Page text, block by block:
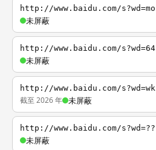
http://www.baidu.com/s?wd=mo
未屏蔽
http://www.baidu.com/s?wd=64
未屏蔽
http://www.baidu.com/s?wd=wk
截至 2026 年 未屏蔽
http://www.baidu.com/s?wd=??
未屏蔽